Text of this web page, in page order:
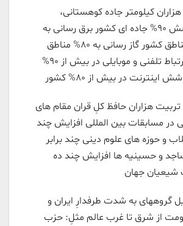
کیلومتر جاده کوهستانی،
روستایی و پوشش ٩۰% جاده ای کشور برق رسانی به
بیش از ٩۵% مناطق کشور گاز رسانی به ٨۰% مناطق
کشور پوشش ارتباط تلفنی و موبایلی در بیش از ٩۰%
در بیش از ٨۰% کشور
تربیت هزاران حافظ کلِ قران مقام های
در مسابقات بین المللی افزایش چند
و حوزه های علوم دینی چند برابر
و حسینیه ها افزایش چند ده
شیعیان جهان
گروههای به شدت طرفدارِ ایران و
از شرق تا غرب عالم مثلِ: حزب